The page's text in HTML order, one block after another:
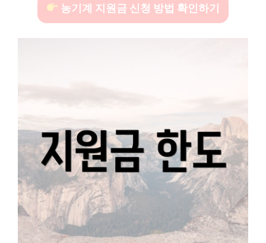
농기계 지원금 신청 방법 확인하기